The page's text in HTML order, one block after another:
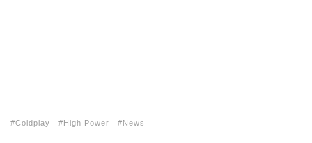
Coldplay High Power News